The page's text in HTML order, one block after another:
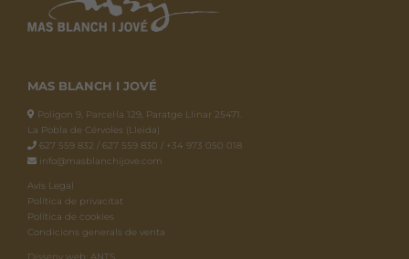
MAS BLANCH I JOVÉ
Polígon 9, Parcel·la 129, Paratge Llinar 25471.
La Pobla de Cérvoles (Lleida)
627 559 832 / 627 559 830 / +34 973 050 018
info@masblanchijove.com
Avís Legal
Política de privacitat
Política de cookies
Condicions generals de venta